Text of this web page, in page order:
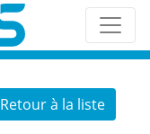
Retour à la liste